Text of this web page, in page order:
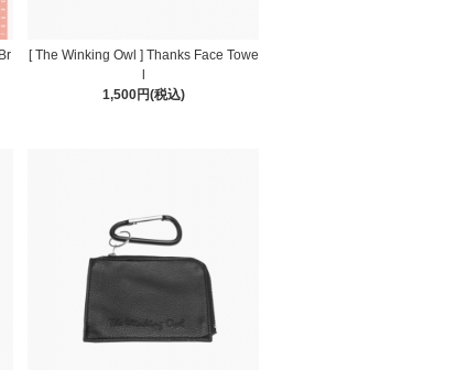
[ The Winking Owl ] Thanks Face Towe
1,500円(税込)